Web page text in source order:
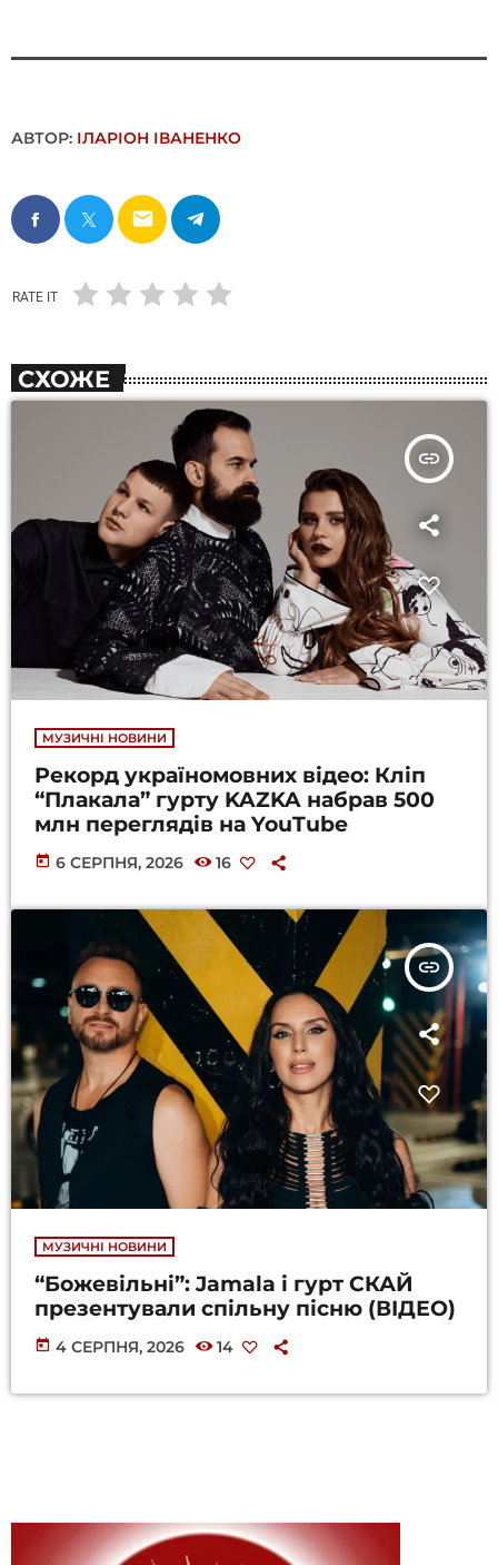
АВТОР: ІЛАРІОН ІВАНЕНКО
email
RATE IT
СХОЖЕ
insert_link
МУЗИЧНІ НОВИНИ
Рекорд україномовних відео: Кліп
“Плакала” гурту KAZKA набрав 500
млн переглядів на YouTube
today 6 СЕРПНЯ, 2026 16
insert_link
МУЗИЧНІ НОВИНИ
“Божевільні”: Jamala і гурт СКАЙ
презентували спільну пісню (ВІДЕО)
today 4 СЕРПНЯ, 2026 14